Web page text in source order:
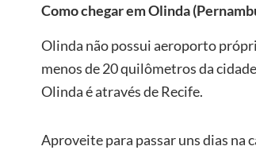
Como chegar em Olinda
Olinda não possui aeroporto
menos de 20 quilômetros da
Olinda é através de Recife.
Aproveite para passar uns dias na